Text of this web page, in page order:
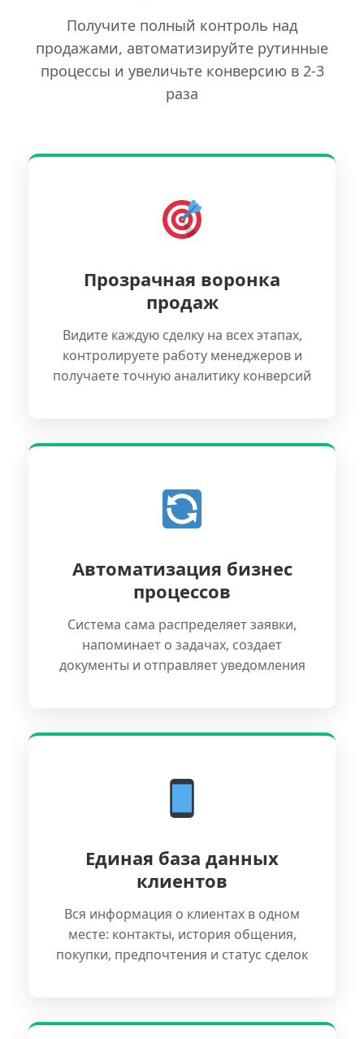
Получите полный контроль над
продажами, автоматизируйте рутинные
процессы и увеличьте конверсию в 2-3
раза
Прозрачная воронка
продаж
Видите каждую сделку на всех этапах,
контролируете работу менеджеров и
получаете точную аналитику конверсий
Автоматизация бизнес
процессов
Система сама распределяет заявки,
напоминает о задачах, создает
документы и отправляет уведомления
Единая база данных
клиентов
Вся информация о клиентах в одном
месте: контакты, история общения,
покупки, предпочтения и статус сделок